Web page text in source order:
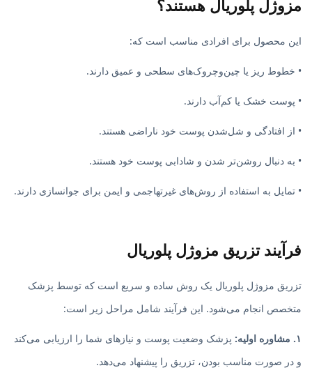
مزوژل پلوریال هستند؟
این محصول برای افرادی مناسب است که:
• خطوط ریز یا چین‌وچروک‌های سطحی و عمیق دارند.
• پوست خشک یا کم‌آب دارند.
• از افتادگی و شل‌شدن پوست خود ناراضی هستند.
• به دنبال روشن‌تر شدن و شادابی پوست خود هستند.
• تمایل به استفاده از روش‌های غیرتهاجمی و ایمن برای جوانسازی دارند.
فرآیند تزریق مزوژل پلوریال
تزریق مزوژل پلوریال یک روش ساده و سریع است که توسط پزشک
متخصص انجام می‌شود. این فرآیند شامل مراحل زیر است:
۱. مشاوره اولیه:
پزشک وضعیت پوست و نیازهای شما را ارزیابی می‌کند
و در صورت مناسب بودن، تزریق را پیشنهاد می‌دهد.